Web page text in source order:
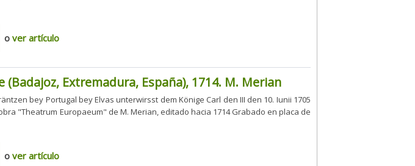
o ver artículo
Extremadura, España), 1714. M. Merian
bey Portugal bey Elvas unterwirsst dem Könige Carl den III den 10. Iunii 1705
"Theatrum Europaeum" de M. Merian, editado hacia 1714 Grabado en placa de
o ver artículo